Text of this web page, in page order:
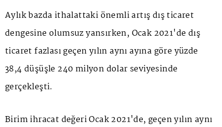
Aylık bazda ithalattaki önemli artış dış ticaret
dengesine olumsuz yansırken, Ocak 2021'de dış
ticaret fazlası geçen yılın aynı ayına göre yüzde
38,4 düşüşle 240 milyon dolar seviyesinde
gerçekleşti.
Birim ihracat değeri Ocak 2021'de, geçen yılın aynı